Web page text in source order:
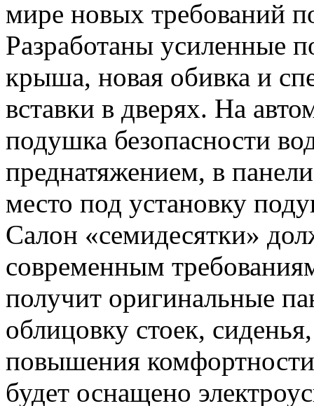
мире новых требований
Разработаны усиленные
крыша, новая обивка и
вставки в дверях. На
подушка безопасности
преднатяжением, в
место под установку
Салон «семидесятки»
современным
получит оригинальные
облицовку стоек,
повышения
будет оснащено